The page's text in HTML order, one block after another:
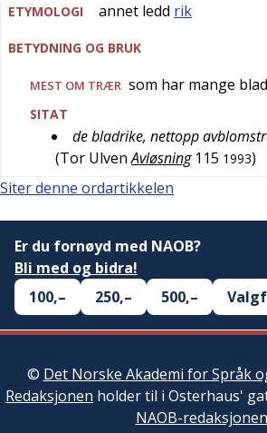
ETYMOLOGI annet ledd rik
BETYDNING OG BRUK
MEST OM TRÆR som har mange
SITAT
de bladrike, nettopp
(Tor Ulven Avløsning 115 1993)
Siter denne ordartikkelen
Er du fornøyd med NAOB?
Bli med og bidra!
100,–
250,– 500,–
© Det Norske Akademi for Språk
Redaksjonen holder til i Osterhaus'
NAOB-redaksjonen